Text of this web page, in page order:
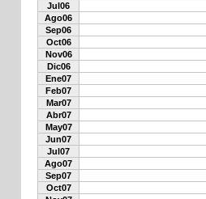
Jul06
Ago06
Sep06
Oct06
Nov06
Dic06
Ene07
Feb07
Mar07
Abr07
May07
Jun07
Jul07
Ago07
Sep07
Oct07